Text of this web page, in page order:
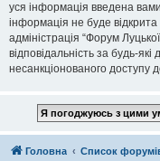
уся інформація введена
інформація не буде
адміністрація “Форум
відповідальність за будь-які
несанкціонованого доступу
Головна Список